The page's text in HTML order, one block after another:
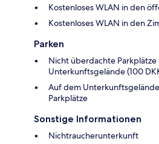
Kostenloses WLAN in den
Kostenloses WLAN in den
Parken
Nicht überdachte
Unterkunftsgelände (100
Auf dem
Parkplätze
Sonstige Informationen
Nichtraucherunterkunft